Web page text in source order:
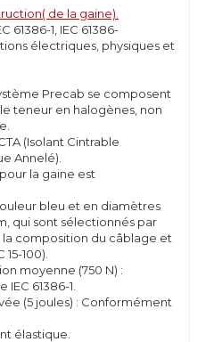
de la gaine).
61386-1, IEC 61386-
électriques, physiques et
Precab se composent
teneur en halogènes, non
(Isolant Cintrable
Annelé).
la gaine est
bleu et en diamètres
qui sont sélectionnés par
composition du câblage et
100).
moyenne (750 N) :
61386-1.
(5 joules) : Conformément
élastique.